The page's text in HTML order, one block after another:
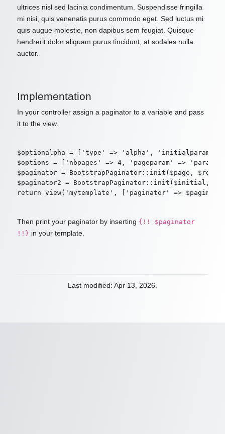
ultrices nisl sed lacinia condimentum. Suspendisse fringilla
mi nisi, quis venenatis purus commodo eget. Sed luctus mi
quis augue molestie, non dapibus sem feugiat. Quisque
hendrerit dolor aliquam purus tincidunt, at sodales nulla
auctor.
Implementation
In your controller assign a paginator to a variable and pass
it to the view.
$optionalpha = ['type' => 'alpha', 'initialparam'
$options = ['nbpages' => 4, 'pageparam' =>
$paginator = BootstrapPaginator::init($page,
$paginator2 = BootstrapPaginator::init($initial,
Then print your paginator by inserting {!! $paginator
!!} in your template.
Last modified: Apr 13, 2026.